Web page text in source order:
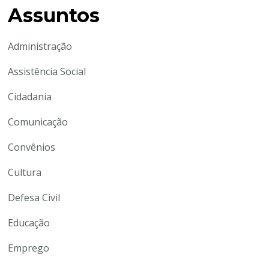
Assuntos
Administração
Assistência Social
Cidadania
Comunicação
Convênios
Cultura
Defesa Civil
Educação
Emprego